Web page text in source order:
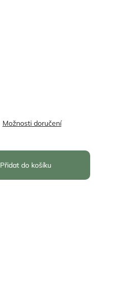
Možnosti doručení
Přidat do košíku